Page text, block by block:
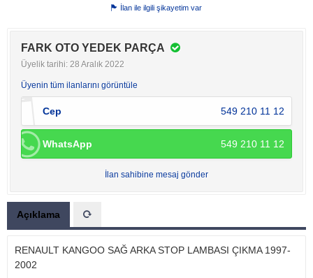
İlan ile ilgili şikayetim var
FARK OTO YEDEK PARÇA
Üyelik tarihi: 28 Aralık 2022
Üyenin tüm ilanlarını görüntüle
Cep 549 210 11 12
WhatsApp 549 210 11 12
İlan sahibine mesaj gönder
Açıklama
RENAULT KANGOO SAĞ ARKA STOP LAMBASI ÇIKMA 1997-
2002